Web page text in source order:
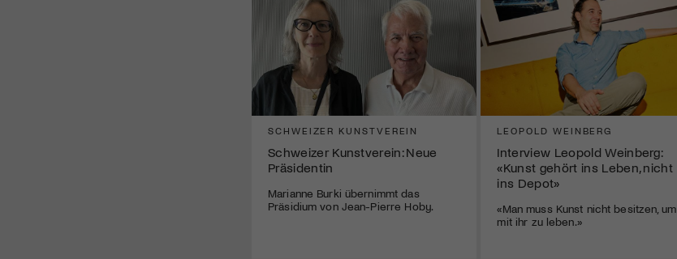
SCHWEIZER KUNSTVEREIN
Schweizer Kunstverein: Neue
Präsidentin
Marianne Burki übernimmt das
Präsidium von Jean-Pierre Hoby.
LEOPOLD WEINBERG
Interview Leopold Weinberg:
«Kunst gehört ins Leben, nicht
ins Depot»
«Man muss Kunst nicht besitzen, um
mit ihr zu leben.»